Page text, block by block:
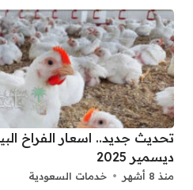
ديسمير 2025
منذ 8 أشهر خدمات السعودية